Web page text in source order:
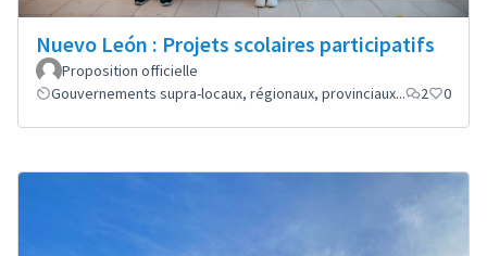
Nuevo León : Projets scolaires participatifs
Proposition officielle
Gouvernements supra-locaux, régionaux, provinciaux...
2 0